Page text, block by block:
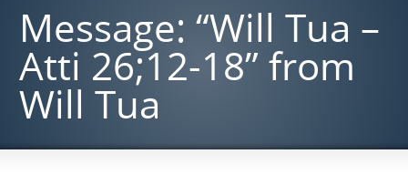
Message: “Will Tua –
Atti 26;12-18” from
Will Tua